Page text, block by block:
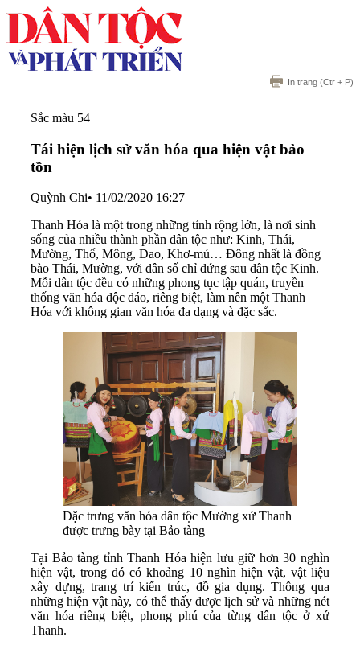
In trang (Ctr + P)
Sắc màu 54
Tái hiện lịch sử văn hóa qua hiện vật bảo
tồn
Quỳnh Chi• 11/02/2020 16:27
Thanh Hóa là một trong những tỉnh rộng lớn, là nơi sinh
sống của nhiều thành phần dân tộc như: Kinh, Thái,
Mường, Thổ, Mông, Dao, Khơ-mú… Đông nhất là đồng
bào Thái, Mường, với dân số chỉ đứng sau dân tộc Kinh.
Mỗi dân tộc đều có những phong tục tập quán, truyền
thống văn hóa độc đáo, riêng biệt, làm nên một Thanh
Hóa với không gian văn hóa đa dạng và đặc sắc.
Đặc trưng văn hóa dân tộc Mường xứ Thanh
được trưng bày tại Bảo tàng
Tại Bảo tàng tỉnh Thanh Hóa hiện lưu giữ hơn 30 nghìn
hiện vật, trong đó có khoảng 10 nghìn hiện vật, vật liệu
xây dựng, trang trí kiến trúc, đồ gia dụng. Thông qua
những hiện vật này, có thể thấy được lịch sử và những nét
văn hóa riêng biệt, phong phú của từng dân tộc ở xứ
Thanh.